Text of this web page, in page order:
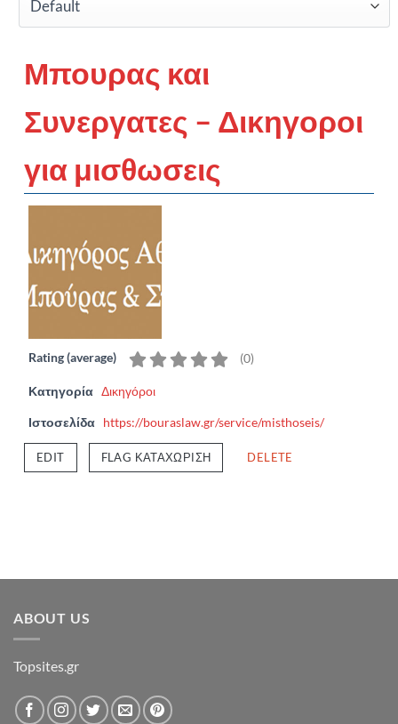
Μπουρας και
Συνεργατες – Δικηγοροι
για μισθωσεις
Rating (average) (0)
Κατηγορία Δικηγόροι
Ιστοσελίδα https://bouraslaw.gr/service/misthoseis/
EDIT FLAG ΚΑΤΑΧΏΡΙΣΗ DELETE
ABOUT US
Topsites.gr